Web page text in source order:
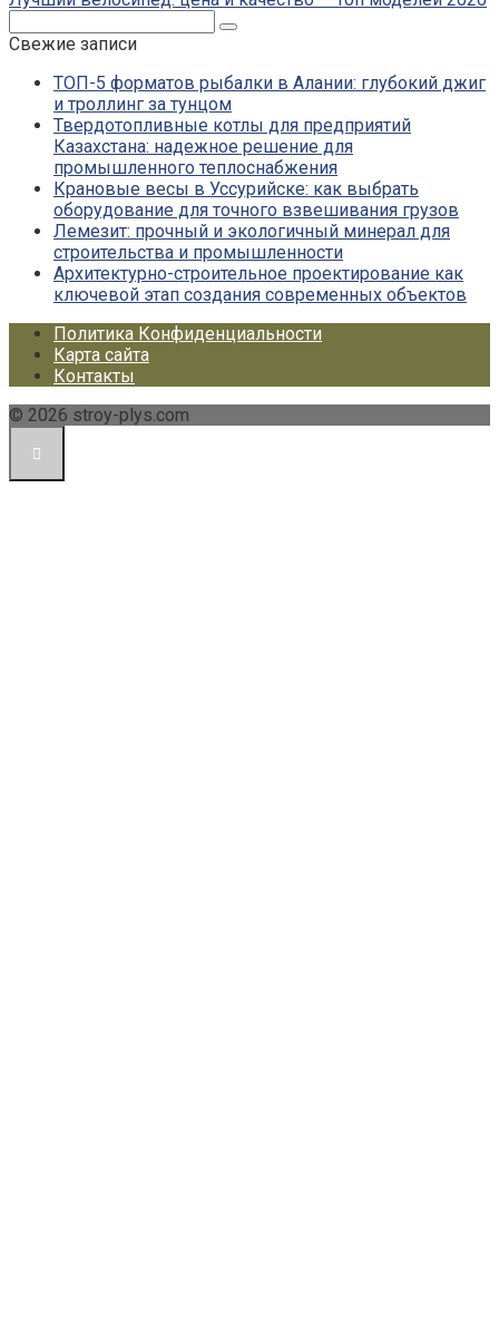
Свежие записи
ТОП-5 форматов рыбалки в Алании: глубокий джиг
и троллинг за тунцом
Твердотопливные котлы для предприятий
Казахстана: надежное решение для
промышленного теплоснабжения
Крановые весы в Уссурийске: как выбрать
оборудование для точного взвешивания грузов
Лемезит: прочный и экологичный минерал для
строительства и промышленности
Архитектурно-строительное проектирование как
ключевой этап создания современных объектов
Политика Конфиденциальности
Карта сайта
Контакты
© 2026 stroy-plys.com